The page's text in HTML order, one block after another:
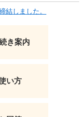
結しました。
き案内
い方